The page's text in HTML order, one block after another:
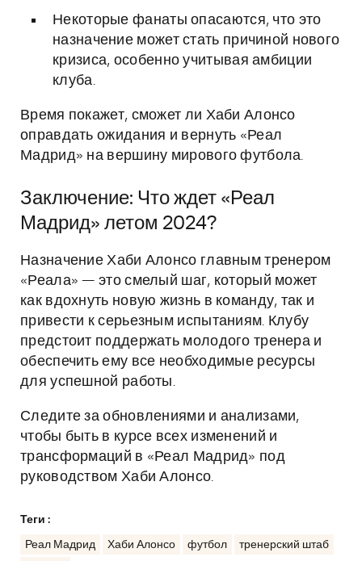
Некоторые фанаты опасаются, что это
назначение может стать причиной нового
кризиса, особенно учитывая амбиции
клуба.
Время покажет, сможет ли Хаби Алонсо
оправдать ожидания и вернуть «Реал
Мадрид» на вершину мирового футбола.
Заключение: Что ждет «Реал
Мадрид» летом 2024?
Назначение Хаби Алонсо главным тренером
«Реала» — это смелый шаг, который может
как вдохнуть новую жизнь в команду, так и
привести к серьезным испытаниям. Клубу
предстоит поддержать молодого тренера и
обеспечить ему все необходимые ресурсы
для успешной работы.
Следите за обновлениями и анализами,
чтобы быть в курсе всех изменений и
трансформаций в «Реал Мадрид» под
руководством Хаби Алонсо.
Теги :
Реал Мадрид Хаби Алонсо футбол
тренерский штаб